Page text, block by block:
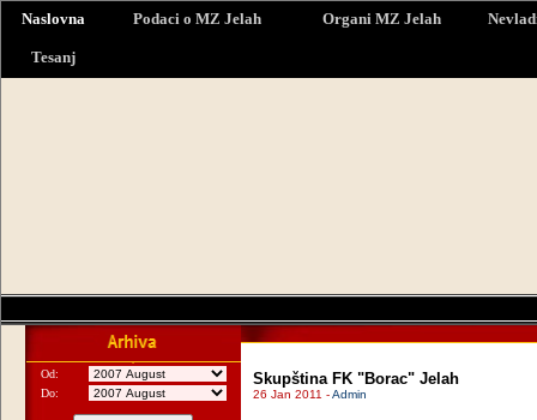
Naslovna Podaci o MZ Jelah Organi MZ Jelah
Tesanj
Od:
Do:
Skupština FK "Borac" Jelah
26 Jan 2011 -Admin